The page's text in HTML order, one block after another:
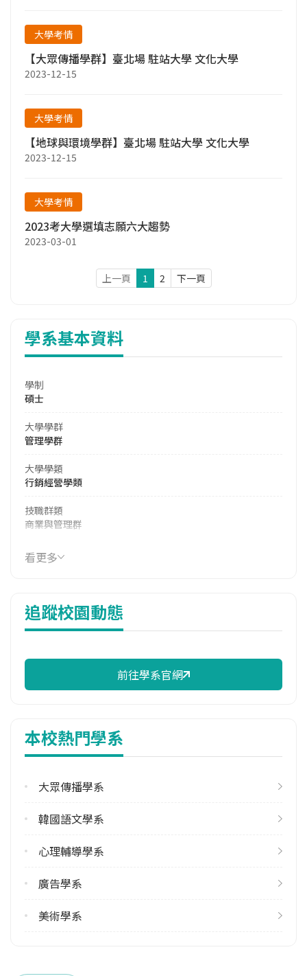
大學考情
【大眾傳播學群】臺北場 駐站大學 文化大學
2023-12-15
大學考情
【地球與環境學群】臺北場 駐站大學 文化大學
2023-12-15
大學考情
2023考大學選填志願六大趨勢
2023-03-01
上一頁 1 2 下一頁
學系基本資料
學制
碩士
大學學群
管理學群
大學學類
行銷經營學類
技職群類
商業與管理群
114年學費
38,055 元/學期
8,370 元/學期
114年註冊率
113學年度上學期
113學年度下學期
4
學系電話
臺北市士林區華岡路55號
看更多
追蹤校園動態
前往學系官網
本校熱門學系
大眾傳播學系
韓國語文學系
心理輔導學系
廣告學系
美術學系